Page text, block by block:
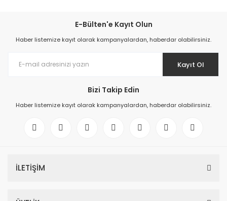
E-Bülten'e Kayıt Olun
Haber listemize kayıt olarak kampanyalardan, haberdar olabilirsiniz.
Kayıt Ol
Bizi Takip Edin
Haber listemize kayıt olarak kampanyalardan, haberdar olabilirsiniz.
İLETİŞİM